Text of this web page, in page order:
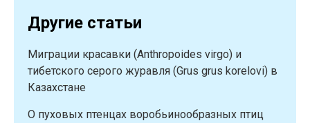
Другие статьи
Миграции красавки (Anthropoides virgo) и
тибетского серого журавля (Grus grus korelovi) в
Казахстане
О пуховых птенцах воробьинообразных птиц